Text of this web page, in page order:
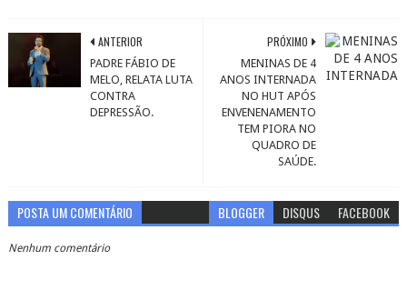
PRÓXIMO
MENINAS DE 4
ANOS INTERNADA
NO HUT APÓS
ENVENENAMENTO
TEM PIORA NO
QUADRO DE
SAÚDE.
ANTERIOR
PADRE FÁBIO DE
MELO, RELATA LUTA
CONTRA
DEPRESSÃO.
POSTA UM COMENTÁRIO BLOGGER DISQUS FACEBOOK
Nenhum comentário